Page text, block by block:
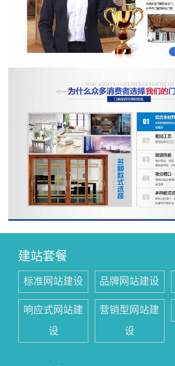
建站套餐
标准网站建设 品牌网站建设
响应式网站建
设
营销型网站建
设